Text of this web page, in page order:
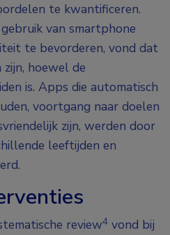
te kwantificeren.
van smartphone
te bevorderen, vond dat
hoewel de
is. Apps die automatisch
voortgang naar doelen
zijn, werden door
leeftijden en
review4 vond bij